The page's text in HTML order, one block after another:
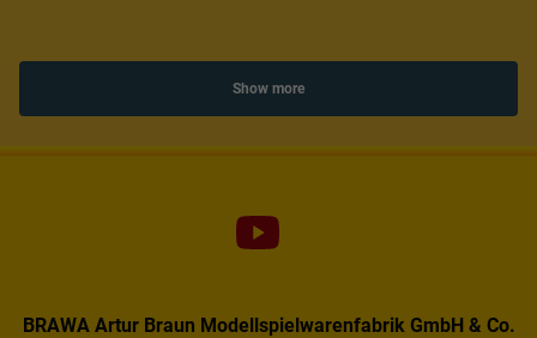
Show more
BRAWA Artur Braun Modellspielwarenfabrik GmbH & Co.